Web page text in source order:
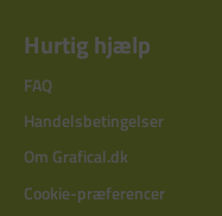
Hurtig hjælp
FAQ
Handelsbetingelser
Om Grafical.dk
Cookie-præferencer